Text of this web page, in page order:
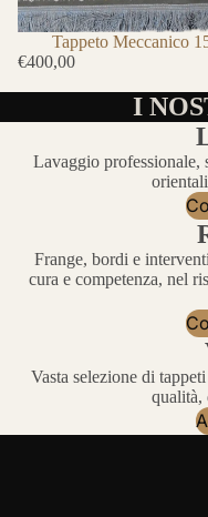
Tappeto Meccanico
€400,00
I
Lavaggio professionale,
Frange, bordi e
cura e competenza, nel
Vasta selezione di
qualità,